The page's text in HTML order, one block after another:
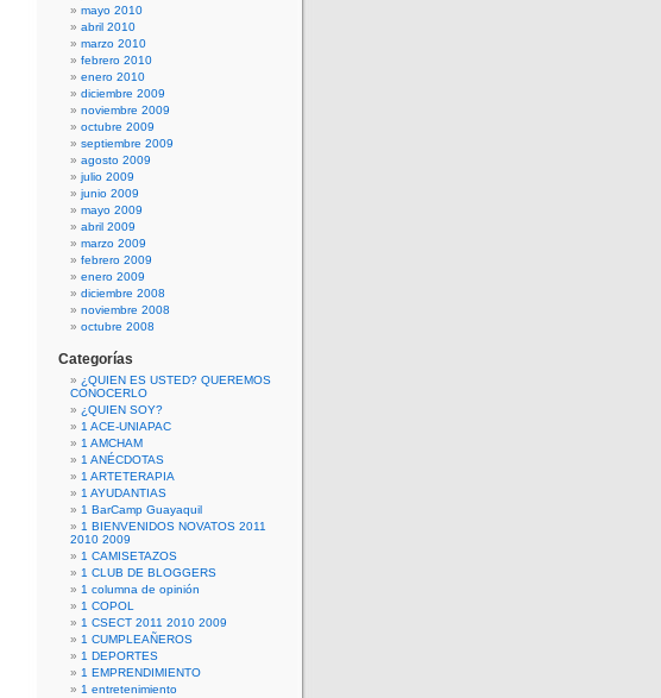
mayo 2010
abril 2010
marzo 2010
febrero 2010
enero 2010
diciembre 2009
noviembre 2009
octubre 2009
septiembre 2009
agosto 2009
julio 2009
junio 2009
mayo 2009
abril 2009
marzo 2009
febrero 2009
enero 2009
diciembre 2008
noviembre 2008
octubre 2008
Categorías
¿QUIEN ES USTED? QUEREMOS
CONOCERLO
¿QUIEN SOY?
1 ACE-UNIAPAC
1 AMCHAM
1 ANÉCDOTAS
1 ARTETERAPIA
1 AYUDANTIAS
1 BarCamp Guayaquil
1 BIENVENIDOS NOVATOS 2011
2010 2009
1 CAMISETAZOS
1 CLUB DE BLOGGERS
1 columna de opinión
1 COPOL
1 CSECT 2011 2010 2009
1 CUMPLEAÑEROS
1 DEPORTES
1 EMPRENDIMIENTO
1 entretenimiento